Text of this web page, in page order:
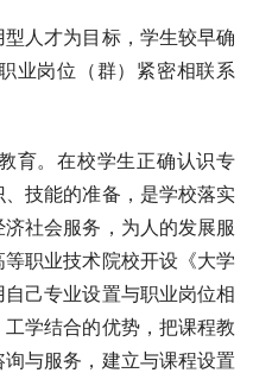
人才为目标，学生较早确
业岗位（群）紧密相联系
育。在校学生正确认识专
技能的准备，是学校落实
社会服务，为人的发展服
职业技术院校开设《大学
己专业设置与职业岗位相
学结合的优势，把课程教
与服务，建立与课程设置